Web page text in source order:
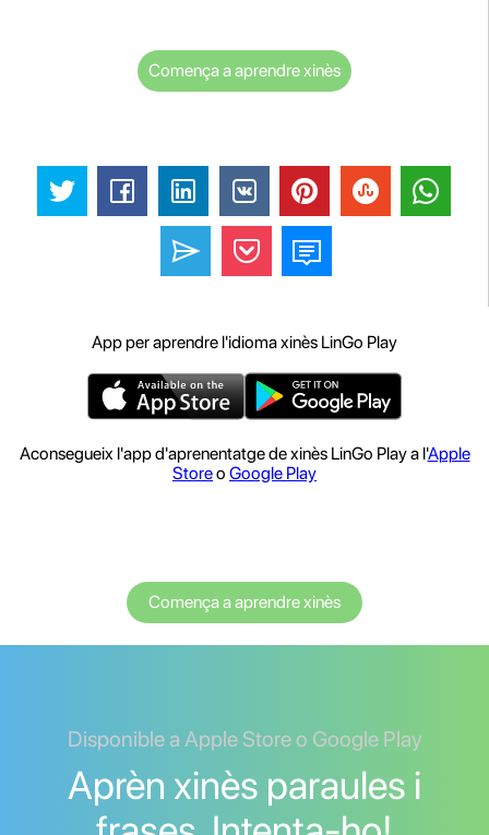
Comença a aprendre xinès
App per aprendre l'idioma xinès LinGo Play
Aconsegueix l'app d'aprenentatge de xinès LinGo Play a l'Apple
Storeo Google Play
Comença a aprendre xinès
Disponible a Apple Store o Google Play
Aprèn xinès paraules i